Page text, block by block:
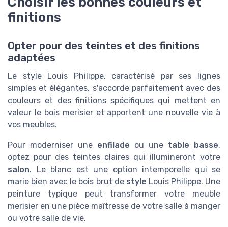
finitions
Opter pour des teintes et des finitions
adaptées
Le style Louis Philippe, caractérisé par ses lignes
simples et élégantes, s'accorde parfaitement avec des
couleurs et des finitions spécifiques qui mettent en
valeur le bois merisier et apportent une nouvelle vie à
vos meubles.
Pour moderniser une enfilade ou une table basse,
optez pour des teintes claires qui illumineront votre
salon. Le blanc est une option intemporelle qui se
marie bien avec le bois brut de style Louis Philippe. Une
peinture typique peut transformer votre meuble
merisier en une pièce maîtresse de votre salle à manger
ou votre salle de vie.